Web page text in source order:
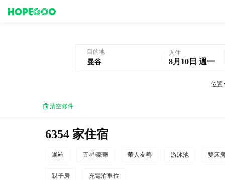
目的地 入住
8月10日 週一
位置
清空條件
6354 家住宿
暹羅 五星/豪華 華人友善 游泳池 雙床
親子房 充電泊車位